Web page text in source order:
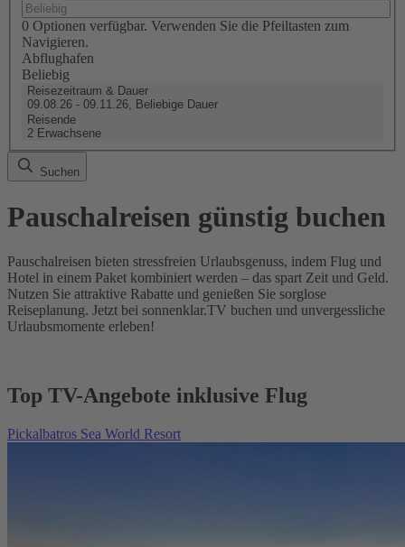
0 Optionen verfügbar. Verwenden Sie die Pfeiltasten zum
Navigieren.
Abflughafen
Beliebig
Reisezeitraum & Dauer
09.08.26 - 09.11.26, Beliebige Dauer
Reisende
2 Erwachsene
Suchen
Pauschalreisen günstig buchen
Pauschalreisen bieten stressfreien Urlaubsgenuss, indem Flug und
Hotel in einem Paket kombiniert werden – das spart Zeit und Geld.
Nutzen Sie attraktive Rabatte und genießen Sie sorglose
Reiseplanung. Jetzt bei sonnenklar.TV buchen und unvergessliche
Urlaubsmomente erleben!
Top TV-Angebote inklusive Flug
Pickalbatros Sea World Resort